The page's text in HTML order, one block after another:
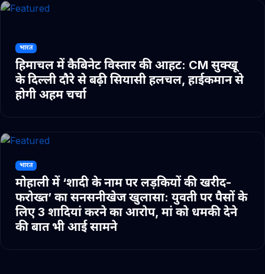
भारत
हिमाचल में कैबिनेट विस्तार की आहट: CM सुक्खू
के दिल्ली दौरे से बढ़ी सियासी हलचल, हाईकमान से
होगी अहम चर्चा
भारत
मोहाली में ‘शादी के नाम पर लड़कियों की खरीद-
फरोख्त’ का सनसनीखेज खुलासा: युवती पर पैसों के
लिए 3 शादियां करने का आरोप, मां को धमकी देने
की बात भी आई सामने